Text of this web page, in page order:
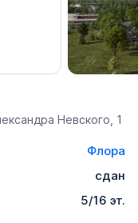
Невского, 1
Флора
сдан
5/16 эт.